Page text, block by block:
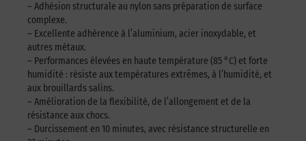
– Adhésion structurale au nylon sans préparation de surface
complexe.
– Excellente adhérence à l’aluminium, acier inoxydable, et
autres métaux.
– Performances élevées en haute température (85 °C) et forte
humidité : résiste aux températures extrêmes, à l’humidité, et
aux brouillards salins.
– Amélioration de la flexibilité, de l’allongement et de la
résistance aux chocs.
– Durcissement en 10 minutes, avec résistance structurelle en